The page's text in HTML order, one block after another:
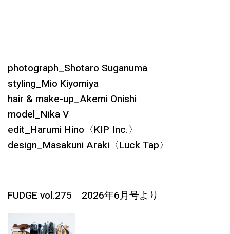
photograph_Shotaro Suganuma
styling_Mio Kiyomiya
hair & make-up_Akemi Onishi
model_Nika V
edit_Harumi Hino〈KIP Inc.〉
design_Masakuni Araki〈Luck Tap〉
FUDGE vol.275 2026年6月号より